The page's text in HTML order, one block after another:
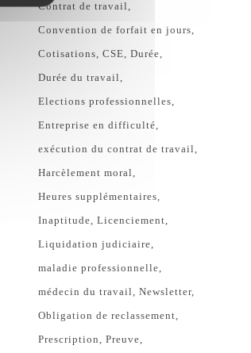
Contrat de travail
Convention de forfait en jours
Cotisations CSE Durée
Durée du travail
Elections professionnelles
Entreprise en difficulté
exécution du contrat de travail
Harcèlement moral
Heures supplémentaires
Inaptitude Licenciement
Liquidation judiciaire
maladie professionnelle
médecin du travail
Newsletter
Obligation de reclassement
Prescription
Preuve